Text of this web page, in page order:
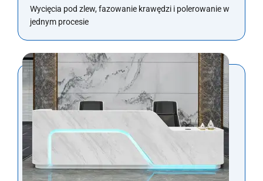
Wycięcia pod zlew, fazowanie krawędzi i polerowanie w
jednym procesie